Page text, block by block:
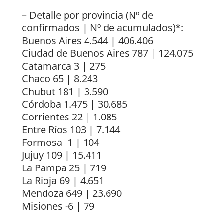
– Detalle por provincia (Nº de
confirmados | Nº de acumulados)*:
Buenos Aires 4.544 | 406.406
Ciudad de Buenos Aires 787 | 124.075
Catamarca 3 | 275
Chaco 65 | 8.243
Chubut 181 | 3.590
Córdoba 1.475 | 30.685
Corrientes 22 | 1.085
Entre Ríos 103 | 7.144
Formosa -1 | 104
Jujuy 109 | 15.411
La Pampa 25 | 719
La Rioja 69 | 4.651
Mendoza 649 | 23.690
Misiones -6 | 79